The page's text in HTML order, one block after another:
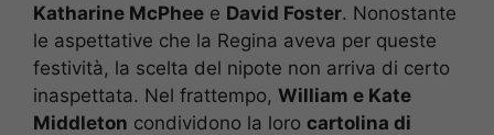
Katharine McPhee e David Foster. Nonostante
le aspettative che la Regina aveva per queste
festività, la scelta del nipote non arriva di certo
inaspettata. Nel frattempo, William e Kate
Middleton condividono la loro cartolina di